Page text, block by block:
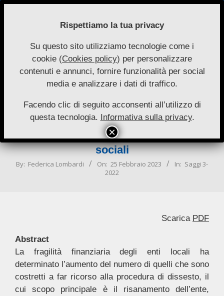
Skip
Nuove
Autonomie
Primary
Navigation
Menu
soggetti coinvolti. Riflessioni sul
rapporto tra esigenze di risanamento,
tutela dei creditori e resa dei servizi
sociali
By: Federica Lombardi On: 25 Febbraio 2023 In: Saggi 3-
2022
Scarica PDF
Abstract
La fragilità finanziaria degli enti locali ha
determinato l’aumento del numero di quelli che sono
costretti a far ricorso alla procedura di dissesto, il
cui scopo principale è il risanamento dell’ente,
Rispettiamo la tua privacy
Su questo sito utilizziamo tecnologie come i
cookie (Cookies policy) per personalizzare
contenuti e annunci, fornire funzionalità per social
media e analizzare i dati di traffico.
Facendo clic di seguito acconsenti all’utilizzo di
questa tecnologia. Informativa sulla privacy.